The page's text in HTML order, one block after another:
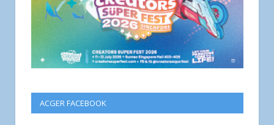
ACGER FACEBOOK